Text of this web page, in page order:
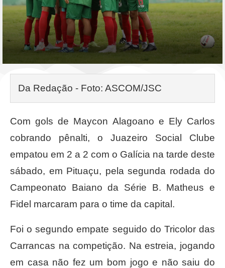
Da Redação - Foto: ASCOM/JSC
Com gols de Maycon Alagoano e Ely Carlos
cobrando pênalti, o Juazeiro Social Clube
empatou em 2 a 2 com o Galícia na tarde deste
sábado, em Pituaçu, pela segunda rodada do
Campeonato Baiano da Série B. Matheus e
Fidel marcaram para o time da capital.
Foi o segundo empate seguido do Tricolor das
Carrancas na competição. Na estreia, jogando
em casa não fez um bom jogo e não saiu do